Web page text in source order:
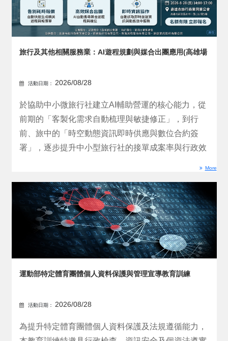
旅行及其他相關服務業：AI遊程規劃與媒合出團應用(高雄場
活動日期： 2026/08/28
於協助中小微旅行社建立AI輔助營運的核心能力，從
前期的「客製化需求自動梳理與敏捷修正」，到行
前、旅中的「時空動態資訊即時供應與數位合約簽
署」，逐步提升中小型旅行社的接單成案率與行政效
More
運動部特定體育團體個人資料保護與管理宣導教育訓練
活動日期： 2026/08/28
為提升特定體育團體個人資料保護及法規遵循能力，